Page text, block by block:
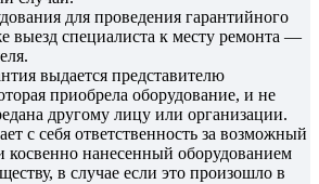
для проведения гарантийного
выезд специалиста к месту ремонта —
выдается представителю
приобрела оборудование, и не
другому лицу или организации.
с себя ответственность за возможный
косвенно нанесенный оборудованием
в случае если это произошло в